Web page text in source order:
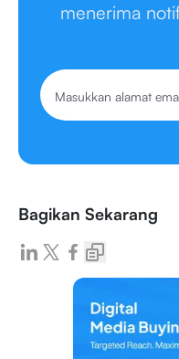
menerima
Bagikan Sekarang